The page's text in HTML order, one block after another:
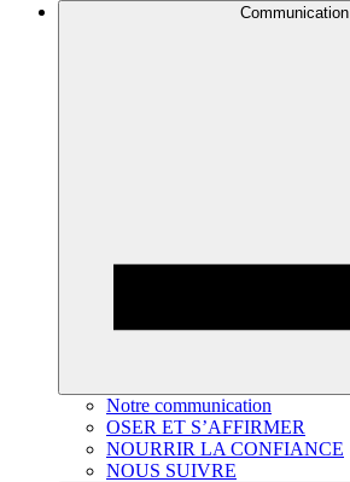
Communication
Notre communication
OSER ET S’AFFIRMER
NOURRIR LA CONFIANCE
NOUS SUIVRE